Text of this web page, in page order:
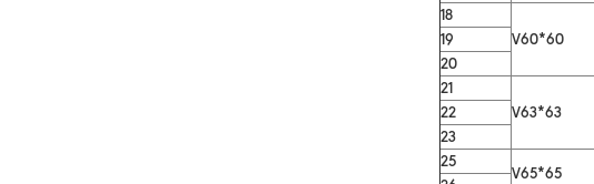
18
V60*60
19
20
21
V63*63
22
23
25
V65*65